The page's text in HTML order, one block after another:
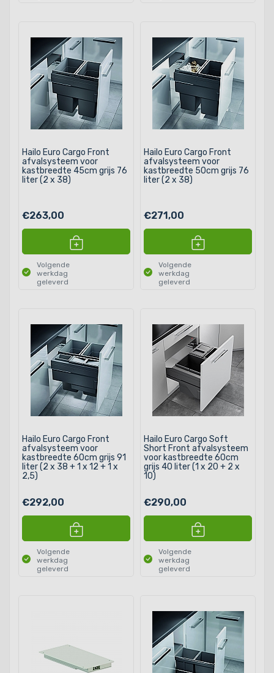
Hailo Euro Cargo Front
afvalsysteem voor
kastbreedte 45cm grijs 76
liter (2 x 38)
€263,00
Volgende
werkdag
geleverd
Hailo Euro Cargo Front
afvalsysteem voor
kastbreedte 50cm grijs 76
liter (2 x 38)
€271,00
Volgende
werkdag
geleverd
Hailo Euro Cargo Front
afvalsysteem voor
kastbreedte 60cm grijs 91
liter (2 x 38 + 1 x 12 + 1 x
2,5)
€292,00
Volgende
werkdag
geleverd
Hailo Euro Cargo Soft
Short Front afvalsysteem
voor kastbreedte 60cm
grijs 40 liter (1 x 20 + 2 x
10)
€290,00
Volgende
werkdag
geleverd